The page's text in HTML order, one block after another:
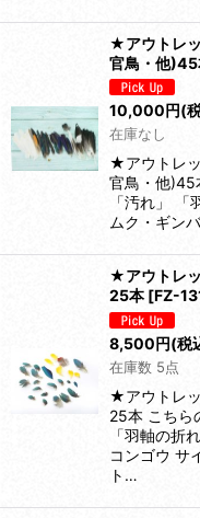
★アウトレ
官鳥・他
10,000円(
在庫なし
★アウトレ
官鳥・他)45
「汚れ」
ムク・ギン
★アウトレ
25本 [FZ-
8,500円(税
在庫数 5点
★アウトレ
25本 こちら
「羽軸の折
コンゴウ サ
ト…